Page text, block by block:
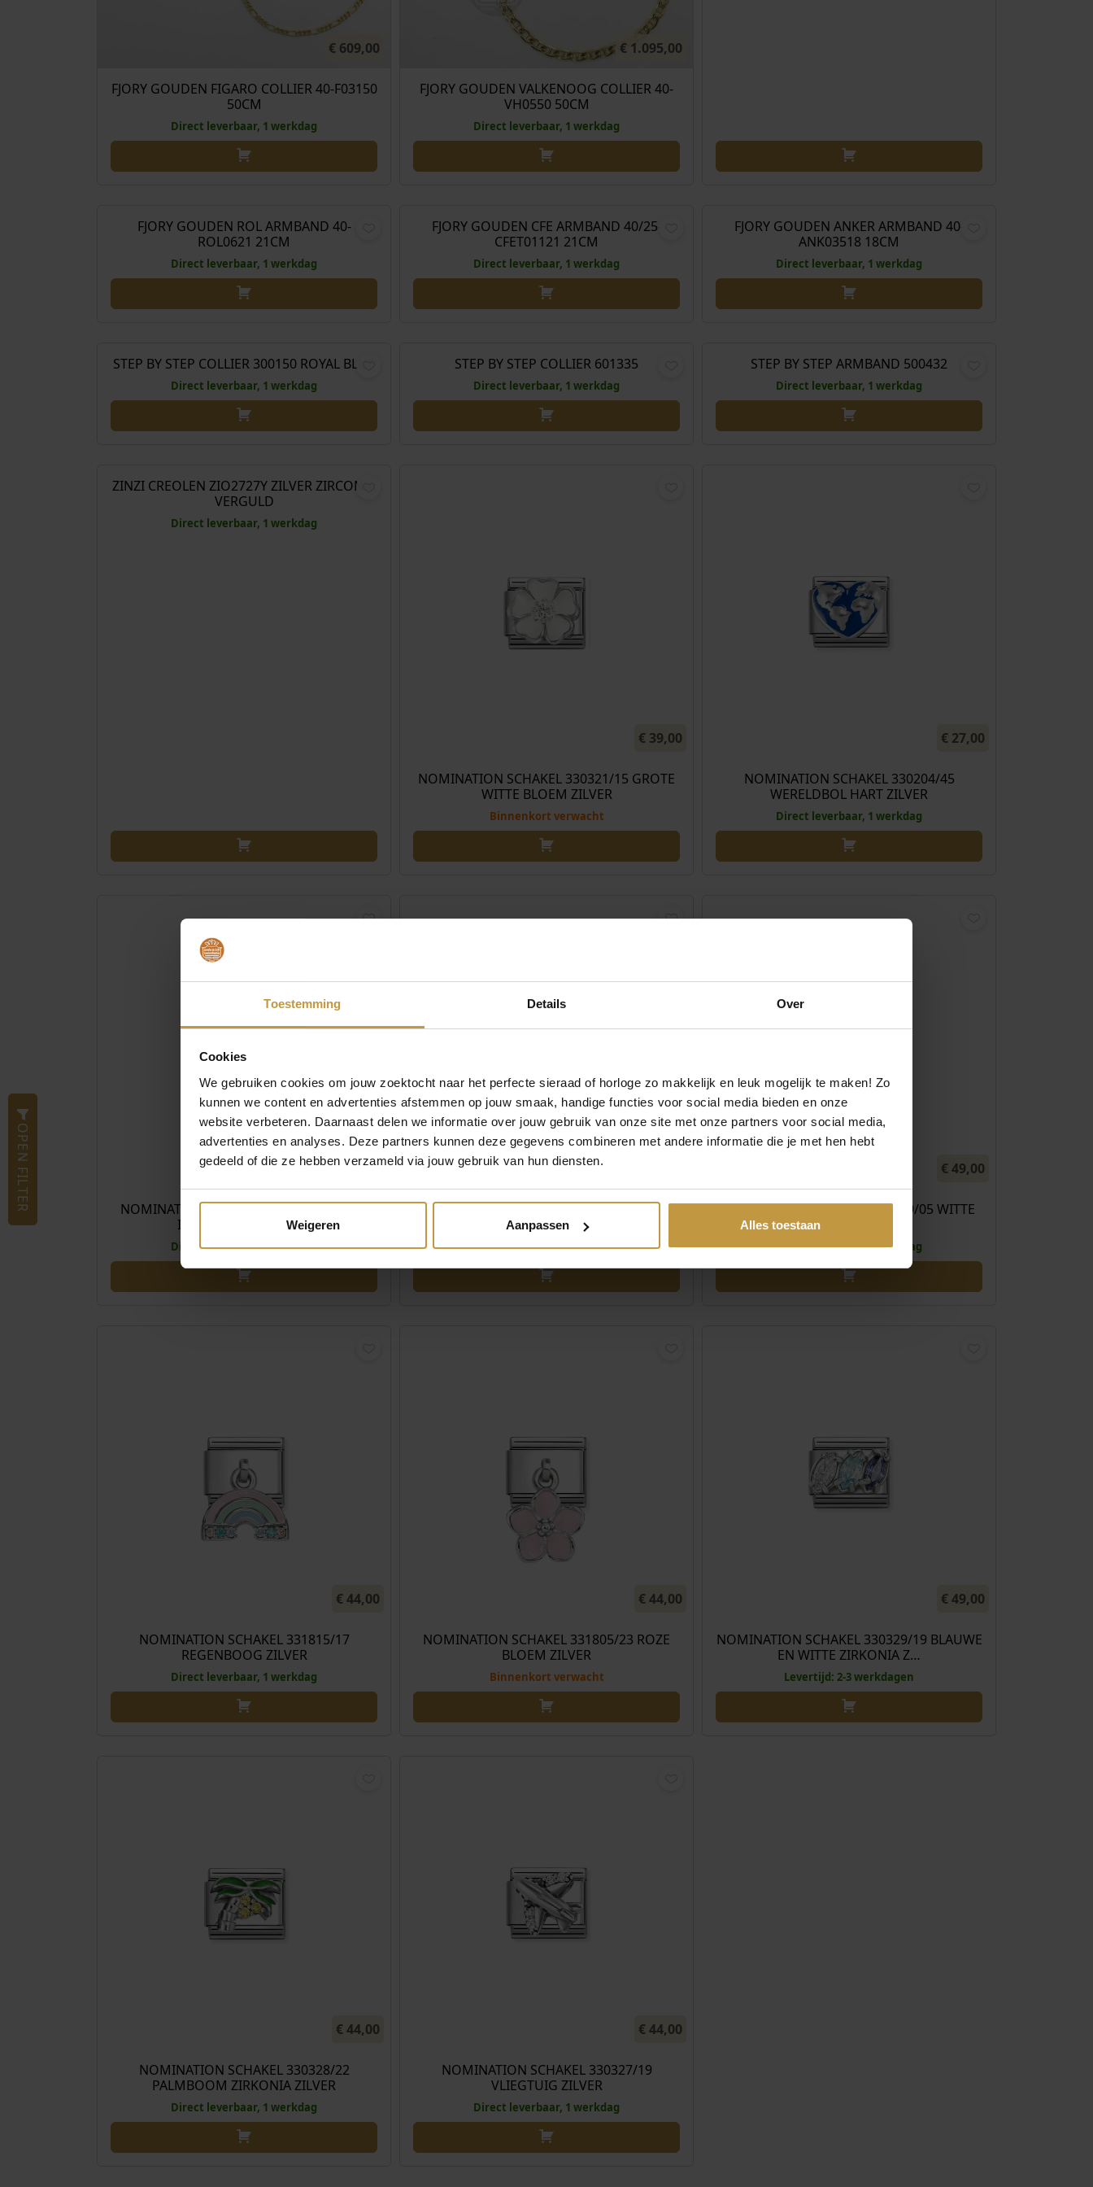
Toestemming Details Over
Cookies
We gebruiken cookies om jouw zoektocht naar het perfecte sieraad of horloge zo makkelijk en leuk mogelijk te maken! Zo
kunnen we content en advertenties afstemmen op jouw smaak, handige functies voor social media bieden en onze
website verbeteren. Daarnaast delen we informatie over jouw gebruik van onze site met onze partners voor social media,
advertenties en analyses. Deze partners kunnen deze gegevens combineren met andere informatie die je met hen hebt
gedeeld of die ze hebben verzameld via jouw gebruik van hun diensten.
Weigeren Aanpassen Alles toestaan
OPEN FILTER
€ 609,00
FJORY GOUDEN FIGARO COLLIER 40-F03150
50CM
Direct leverbaar, 1 werkdag
€ 1.095,00
FJORY GOUDEN VALKENOOG COLLIER 40-
VH0550 50CM
Direct leverbaar, 1 werkdag
FJORY GOUDEN ROL ARMBAND 40-
ROL0621 21CM
Direct leverbaar, 1 werkdag
FJORY GOUDEN CFE ARMBAND 40/25-
CFET01121 21CM
Direct leverbaar, 1 werkdag
FJORY GOUDEN ANKER ARMBAND 40-
ANK03518 18CM
Direct leverbaar, 1 werkdag
STEP BY STEP COLLIER 300150 ROYAL BLUE
Direct leverbaar, 1 werkdag
STEP BY STEP COLLIER 601335
Direct leverbaar, 1 werkdag
STEP BY STEP ARMBAND 500432
Direct leverbaar, 1 werkdag
ZINZI CREOLEN ZIO2727Y ZILVER ZIRCONIA
VERGULD
Direct leverbaar, 1 werkdag
€ 39,00
NOMINATION SCHAKEL 330321/15 GROTE
WITTE BLOEM ZILVER
Binnenkort verwacht
€ 27,00
NOMINATION SCHAKEL 330204/45
WERELDBOL HART ZILVER
Direct leverbaar, 1 werkdag
€ 44,00
NOMINATION SCHAKEL 330328/20 ROZE
IJSJE ZIRKONIA ZILVER
Direct leverbaar, 1 werkdag
NOMINATION SCHAKEL 330328/21 ANANAS
ZIRKONIA ZILVER
Direct leverbaar, 1 werkdag
€49,00
NOMINATION SCHAKEL 330329/05 WITTE
ZIRKONIA ZILVER
Direct leverbaar, 1 werkdag
€44,00
NOMINATION SCHAKEL 331815/17
REGENBOOG ZILVER
Direct leverbaar, 1 werkdag
€44,00
NOMINATION SCHAKEL 331805/23 ROZE
BLOEM ZILVER
Binnenkort verwacht
€49,00
NOMINATION SCHAKEL 330329/19 BLAUWE
EN WITTE ZIRKONIA Z…
Levertijd: 2-3 werkdagen
€44,00
NOMINATION SCHAKEL 330328/22
PALMBOOM ZIRKONIA ZILVER
Direct leverbaar, 1 werkdag
€44,00
NOMINATION SCHAKEL 330327/19
VLIEGTUIG ZILVER
Direct leverbaar, 1 werkdag